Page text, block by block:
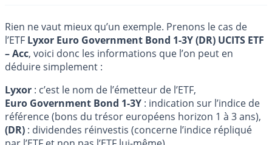
Rien ne vaut mieux qu’un exemple. Prenons le cas de
l’ETF Lyxor Euro Government Bond 1-3Y (DR) UCITS ETF
– Acc, voici donc les informations que l’on peut en
déduire simplement :
Lyxor : c’est le nom de l’émetteur de l’ETF,
Euro Government Bond 1-3Y : indication sur l’indice de
référence (bons du trésor européens horizon 1 à 3 ans),
(DR) : dividendes réinvestis (concerne l’indice répliqué